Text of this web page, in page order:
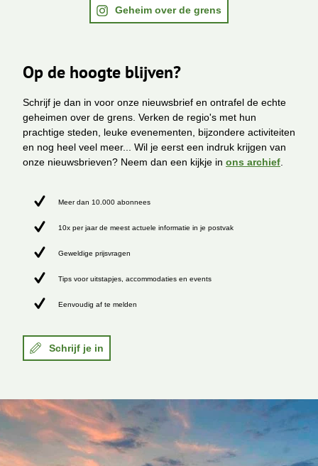
Geheim over de grens
Op de hoogte blijven?
Schrijf je dan in voor onze nieuwsbrief en ontrafel de echte
geheimen over de grens. Verken de regio's met hun
prachtige steden, leuke evenementen, bijzondere activiteiten
en nog heel veel meer... Wil je eerst een indruk krijgen van
onze nieuwsbrieven? Neem dan een kijkje in ons archief
Meer dan 10.000 abonnees
10x per jaar de meest actuele informatie in je postvak
Geweldige prijsvragen
Tips voor uitstapjes, accommodaties en events
Eenvoudig af te melden
Schrijf je in